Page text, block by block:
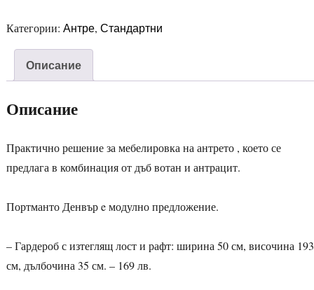
Категории: Антре, Стандартни
Описание
Описание
Практично решение за мебелировка на антрето , което се
предлага в комбинация от дъб вотан и антрацит.
Портманто Денвър e модулно предложение.
– Гардероб с изтеглящ лост и рафт: ширина 50 см, височина 193
см, дълбочина 35 см. – 169 лв.